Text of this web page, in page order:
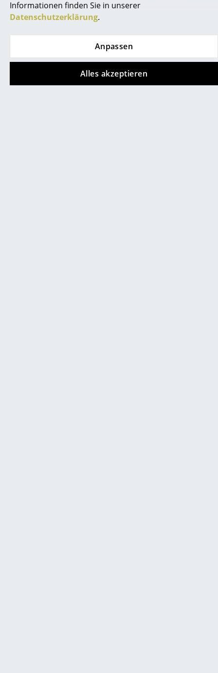
Informationen finden Sie in unserer
Datenschutzerklärung.
Anpassen
Alles akzeptieren
Service
Bezahlung